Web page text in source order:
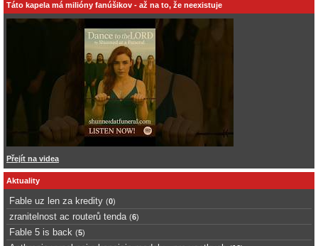
Táto kapela má milióny fanúšikov - až na to, že neexistuje
Přejít na videa
Aktuality
Fable uz len za kredity (0)
zranitelnost ac routerů tenda (6)
Fable 5 is back (5)